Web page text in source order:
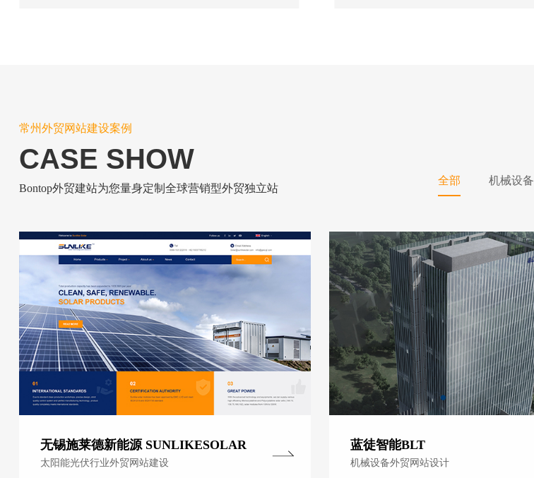
常州外贸网站建设案例
CASE SHOW
Bontop外贸建站为您量身定制全球营销型外贸独立站
全部 机械设备
无锡施莱德新能源 SUNLIKESOLAR
太阳能光伏行业外贸网站建设
蓝徒智能BLT
机械设备外贸网站设计